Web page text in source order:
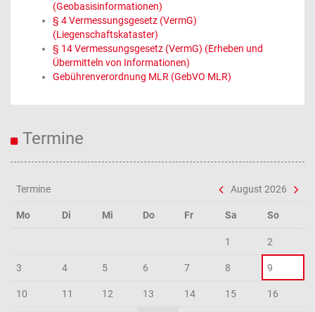
(Geobasisinformationen)
§ 4 Vermessungsgesetz (VermG)
(Liegenschaftskataster)
§ 14 Vermessungsgesetz (VermG) (Erheben und
Übermitteln von Informationen)
Gebührenverordnung MLR (GebVO MLR)
Termine
Termine August 2026
Mo Di Mi Do Fr Sa So
1 2
3 4 5 6 7 8 9
10 11 12 13 14 15 16